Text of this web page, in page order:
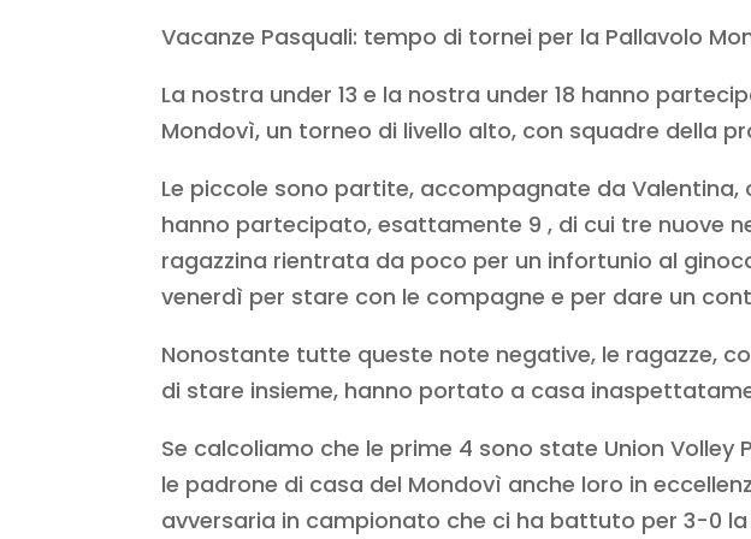
Vacanze Pasquali: tempo di tornei per la Pallavolo
La nostra under 13 e la nostra under 18 hanno
Mondovì, un torneo di livello alto, con squadre della
Le piccole sono partite, accompagnate da
hanno partecipato, esattamente 9 , di cui tre nuove
ragazzina rientrata da poco per un infortunio al
venerdì per stare con le compagne e per dare un
Nonostante tutte queste note negative, le ragazze,
di stare insieme, hanno portato a casa
Se calcoliamo che le prime 4 sono state Union
le padrone di casa del Mondovì anche loro in
avversaria in campionato che ci ha battuto per 3-0